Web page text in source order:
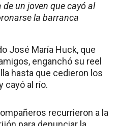
un joven que cayó al
la barranca
José María Huck, que
enganchó su reel
hasta que cedieron los
cayó al río.
recurrieron a la